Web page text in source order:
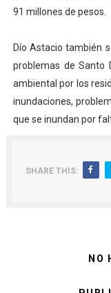
91 millones de pesos.
Dío Astacio también
problemas de Santo
ambiental por los
inundaciones,
que se inundan por
SHARE THIS:
NO